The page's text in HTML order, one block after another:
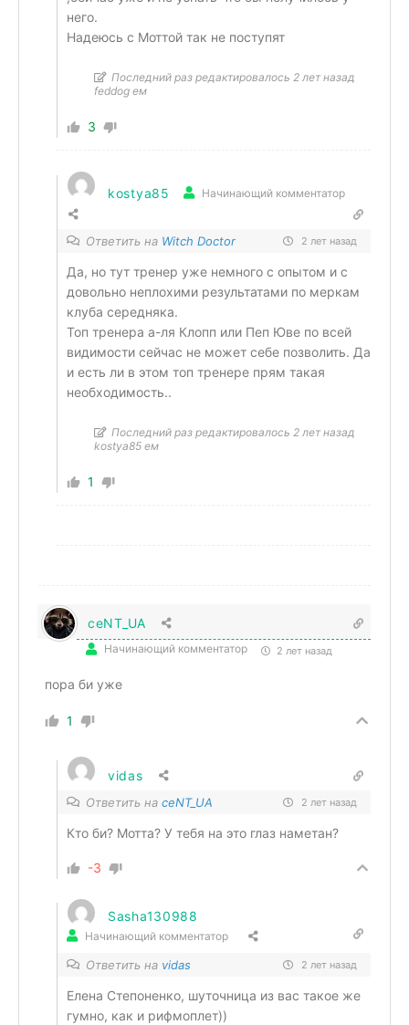
него.
Надеюсь с Моттой так не поступят
Последний раз редактировалось 2 лет назад
feddog ем
3
kostya85 Начинающий комментатор
Ответить на Witch Doctor 2 лет назад
Да, но тут тренер уже немного с опытом и с
довольно неплохими результатами по меркам
клуба середняка.
Топ тренера а-ля Клопп или Пеп Юве по всей
видимости сейчас не может себе позволить. Да
и есть ли в этом топ тренере прям такая
необходимость..
Последний раз редактировалось 2 лет назад
kostya85 ем
1
ceNT_UA
Начинающий комментатор 2 лет назад
пора би уже
1
vidas
Ответить на ceNT_UA 2 лет назад
Кто би? Мотта? У тебя на это глаз наметан?
-3
Sasha130988
Начинающий комментатор
Ответить на vidas 2 лет назад
Елена Степоненко, шуточница из вас такое же
гумно, как и рифмоплет))